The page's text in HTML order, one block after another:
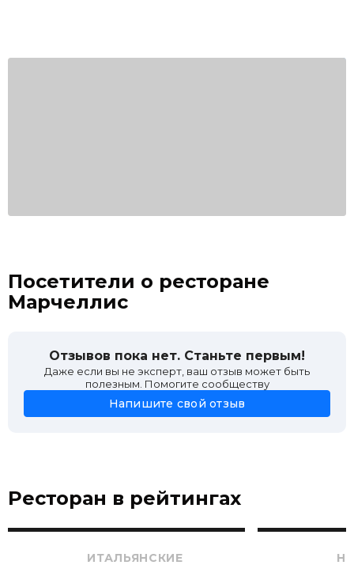
Посетители о ресторане
Марчеллис
Отзывов пока нет. Станьте первым!
Даже если вы не эксперт, ваш отзыв может быть
полезным. Помогите сообществу
Напишите свой отзыв
Ресторан в рейтингах
ИТАЛЬЯНСКИЕ